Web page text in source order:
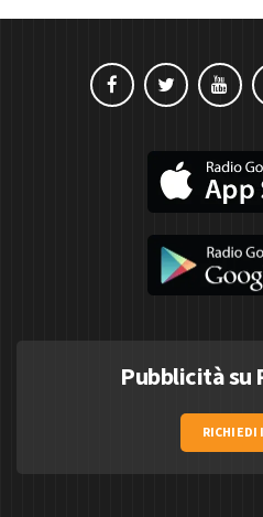
Pubblicità su
RICHIEDI